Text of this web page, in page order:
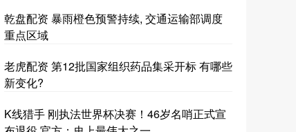
乾盘配资 暴雨橙色预警持续, 交通运输部调度
重点区域
老虎配资 第12批国家组织药品集采开标 有哪些
新变化?
K线猎手 刚执法世界杯决赛！46岁名哨正式宣